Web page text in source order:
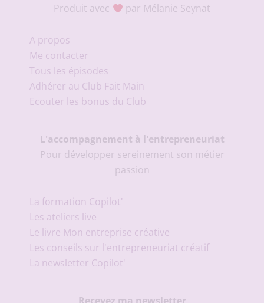
Produit avec
par Mélanie Seynat
A propos
Me contacter
Tous les épisodes
Adhérer au Club Fait Main
Ecouter les bonus du Club
L'accompagnement à l'entrepreneuriat
Pour développer sereinement son métier
passion
La formation Copilot'
Les ateliers live
Le livre Mon entreprise créative
Les conseils sur l'entrepreneuriat créatif
La newsletter Copilot'